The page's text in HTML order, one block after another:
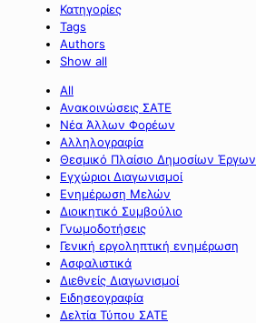
Κατηγορίες
Tags
Authors
Show all
All
Ανακοινώσεις ΣΑΤΕ
Νέα Άλλων Φορέων
Αλληλογραφία
Θεσμικό Πλαίσιο Δημοσίων Έργων
Εγχώριοι Διαγωνισμοί
Ενημέρωση Μελών
Διοικητικό Συμβούλιο
Γνωμοδοτήσεις
Γενική εργοληπτική ενημέρωση
Ασφαλιστικά
Διεθνείς Διαγωνισμοί
Ειδησεογραφία
Δελτία Τύπου ΣΑΤΕ